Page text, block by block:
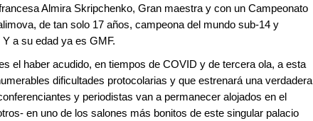
Almira Skripchenko, Gran maestra y con un Campeonato
de tan solo 17 años, campeona del mundo sub-14 y
a su edad ya es GMF.
el haber acudido, en tiempos de COVID y de tercera ola, a esta
dificultades protocolarias y que estrenará una verdadera
y periodistas van a permanecer alojados en el
en uno de los salones más bonitos de este singular palacio